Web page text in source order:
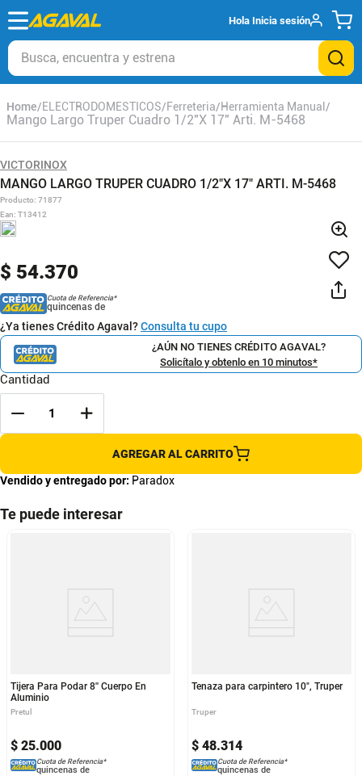
Hola Inicia sesión
Busca, encuentra y estrena
ELECTRODOMESTICOS Ferreteria Herramienta Manual
Mango Largo Truper Cuadro 1/2"X 17" Arti. M-5468
VICTORINOX
MANGO LARGO TRUPER CUADRO 1/2"X 17" ARTI. M-5468
Producto: 71877
Ean: T13412
$ 54.370
Cuota de Referencia*
quincenas de
¿Ya tienes Crédito Agaval?Consulta tu cupo
¿AÚN NO TIENES CRÉDITO AGAVAL?
Solicítalo y obtenlo en 10 minutos*
Cantidad
AGREGAR AL CARRITO
Vendido y entregado por: Paradox
Te puede interesar
Tijera Para Podar 8'' Cuerpo En
Aluminio
Pretul
$ 25.000
Cuota de Referencia*
quincenas de
Tenaza para carpintero 10", Truper
Truper
$ 48.314
Cuota de Referencia*
quincenas de